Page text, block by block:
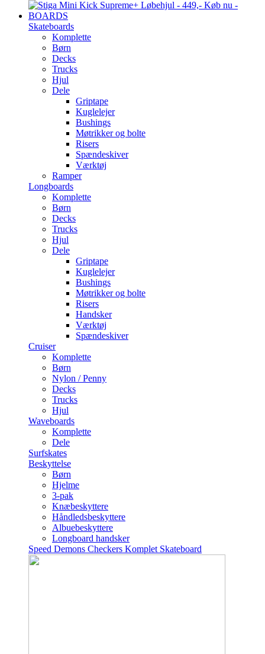
BOARDS
Skateboards
Komplette
Børn
Decks
Trucks
Hjul
Dele
Griptape
Kuglelejer
Bushings
Møtrikker og bolte
Risers
Spændeskiver
Værktøj
Ramper
Longboards
Komplette
Børn
Decks
Trucks
Hjul
Dele
Griptape
Kuglelejer
Bushings
Møtrikker og bolte
Risers
Handsker
Værktøj
Spændeskiver
Cruiser
Komplette
Børn
Nylon / Penny
Decks
Trucks
Hjul
Waveboards
Komplette
Dele
Surfskates
Beskyttelse
Børn
Hjelme
3-pak
Knæbeskyttere
Håndledsbeskyttere
Albuebeskyttere
Longboard handsker
Speed Demons Checkers Komplet Skateboard